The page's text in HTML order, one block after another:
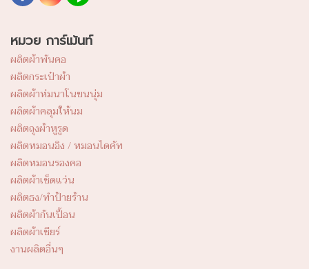
หมวย การ์เม้นท์
ผลิตผ้าพันคอ
ผลิตกระเป๋าผ้า
ผลิตผ้าห่มนาโนขนนุ่ม
ผลิตผ้าคลุมให้นม
ผลิตถุงผ้าหูรูด
ผลิตหมอนอิง / หมอนไดคัท
ผลิตหมอนรองคอ
ผลิตผ้าเช็ดแว่น
ผลิตธง/ทำป้ายร้าน
ผลิตผ้ากันเปื้อน
ผลิตผ้าเชียร์
งานผลิตอื่นๆ